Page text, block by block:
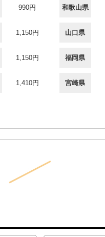
990円 和歌山県
1,150円 山口県
1,150円 福岡県
1,410円 宮崎県